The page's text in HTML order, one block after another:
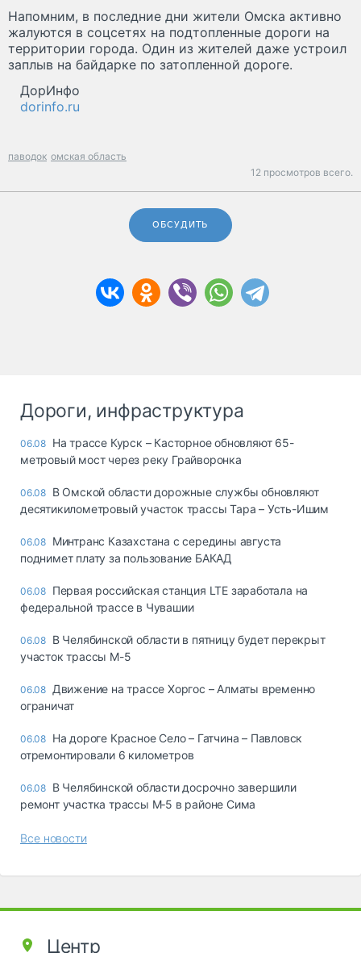
Напомним, в последние дни жители Омска активно
жалуются в соцсетях на подтопленные дороги на
территории города. Один из жителей даже устроил
заплыв на байдарке по затопленной дороге.
ДорИнфо
dorinfo.ru
паводок омская область
12 просмотров всего.
ОБСУДИТЬ
Дороги, инфраструктура
06.08 На трассе Курск – Касторное обновляют 65-
метровый мост через реку Грайворонка
06.08 В Омской области дорожные службы обновляют
десятикилометровый участок трассы Тара – Усть-Ишим
06.08 Минтранс Казахстана с середины августа
поднимет плату за пользование БАКАД
06.08 Первая российская станция LTE заработала на
федеральной трассе в Чувашии
06.08 В Челябинской области в пятницу будет перекрыт
участок трассы М-5
06.08 Движение на трассе Хоргос – Алматы временно
ограничат
06.08 На дороге Красное Село – Гатчина – Павловск
отремонтировали 6 километров
06.08 В Челябинской области досрочно завершили
ремонт участка трассы М‑5 в районе Сима
Все новости
Центр